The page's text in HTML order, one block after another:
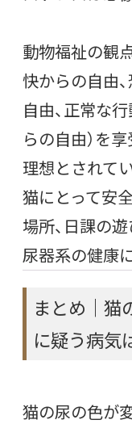
動物福祉の観
快からの自由
自由、正常な
らの自由）を
理想とされて
猫にとって安
場所、日課の
尿器系の健康
まとめ｜猫
に疑う病気
猫の尿の色が